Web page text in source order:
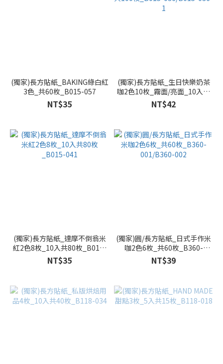
(獨家)長方貼紙_BAKING綠白紅
3色_共60枚_B015-057
NT$35
(獨家)長方貼紙_生日快樂奶茶
咖2色10枚_霧面/亮面_10入共
100枚_B015-036/B015-036-1
NT$42
(獨家)長方貼紙_達摩不倒翁米
紅2色8枚_10入共80枚_B015-
041
NT$35
(獨家)圓/長方貼紙_日式手作米
咖2色6枚_共60枚_B360-
001/B360-002
NT$39